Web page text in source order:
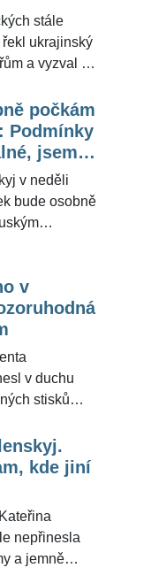
nepodílejí
slova
expert a
stále
ukrajinský
a vyzval k
Zelenskyj
Podle
a osm
uvedl, že
výrobě
počkám
Podmínky
jsem
v neděli
bude osobně
Pro
se tím, že
jako je
v
v duchu
stisků
válčící
Markétou
politické
už to u
oku
zamyslela nad
moment.
kde jiní
nepřinesla
a jemně